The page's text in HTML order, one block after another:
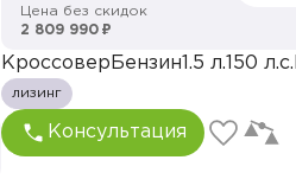
Цена без скидок
2 809 990 ₽
Кроссовер Бензин 1.5 л. 150 л.с.
лизинг
Консультация